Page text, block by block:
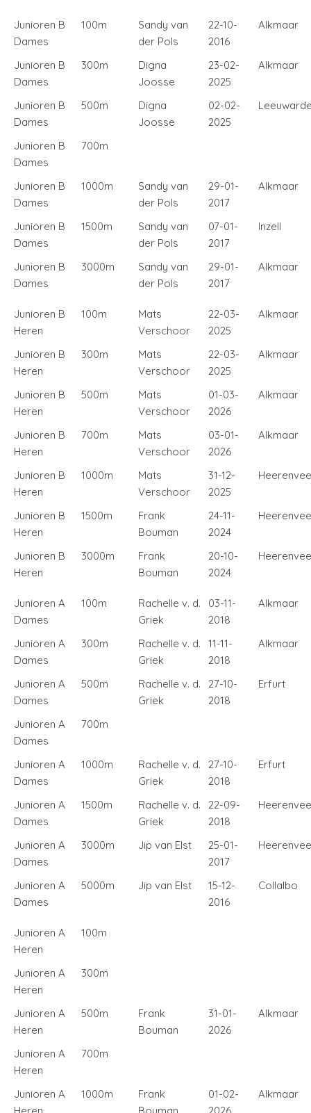
Junioren B
Dames
100m
Sandy van
der Pols
22-10-
2016
Alkmaar
Junioren B
Dames
300m
Digna
Joosse
23-02-
2025
Alkmaar
Junioren B
Dames
500m
Digna
Joosse
02-02-
2025
Junioren B
Dames
700m
Junioren B
Dames
1000m
Sandy van
der Pols
29-01-
2017
Alkmaar
Junioren B
Dames
1500m
Sandy van
der Pols
07-01-
2017
Inzell
Junioren B
Dames
3000m
Sandy van
der Pols
29-01-
2017
Alkmaar
Junioren B
Heren
100m
Mats
Verschoor
22-03-
2025
Alkmaar
Junioren B
Heren
300m
Mats
Verschoor
22-03-
2025
Alkmaar
Junioren B
Heren
500m
Mats
Verschoor
01-03-
2026
Alkmaar
Junioren B
Heren
700m
Mats
Verschoor
03-01-
2026
Alkmaar
Junioren B
Heren
1000m
Mats
Verschoor
31-12-
2025
Junioren B
Heren
1500m
Frank
Bouman
24-11-
2024
Junioren B
Heren
3000m
Frank
Bouman
20-10-
2024
Junioren A
Dames
100m
Rachelle v. d.
Griek
03-11-
2018
Alkmaar
Junioren A
Dames
300m
Rachelle v. d.
Griek
11-11-
2018
Alkmaar
Junioren A
Dames
500m
Rachelle v. d.
Griek
27-10-
2018
Erfurt
Junioren A
Dames
700m
Junioren A
Dames
1000m
Rachelle v. d.
Griek
27-10-
2018
Erfurt
Junioren A
Dames
1500m
Rachelle v. d.
Griek
22-09-
2018
Junioren A
Dames
3000m Jip van Elst
25-01-
2017
Junioren A
Dames
5000m Jip van Elst
15-12-
2016
Collalbo
Junioren A
Heren
100m
Junioren A
Heren
300m
Junioren A
Heren
500m
Frank
Bouman
31-01-
2026
Alkmaar
Junioren A
Heren
700m
Junioren A
Heren
1000m
Frank
Bouman
01-02-
2026
Alkmaar